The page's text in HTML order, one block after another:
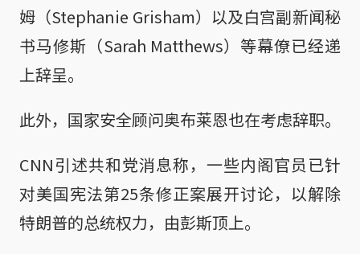
姆（Stephanie Grisham）以及白宫副新闻秘
书马修斯（Sarah Matthews）等幕僚已经递
上辞呈。
此外，国家安全顾问奥布莱恩也在考虑辞职。
CNN引述共和党消息称，一些内阁官员已针
对美国宪法第25条修正案展开讨论，以解除
特朗普的总统权力，由彭斯顶上。